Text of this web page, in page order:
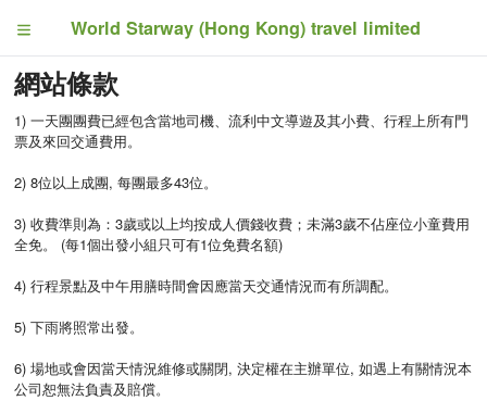
World Starway (Hong Kong) travel limited
網站條款
1) 一天團團費已經包含當地司機、流利中文導遊及其小費、行程上所有門
票及來回交通費用。
2) 8位以上成團, 每團最多43位。
3) 收費準則為：3歲或以上均按成人價錢收費；未滿3歲不佔座位小童費用
全免。 (每1個出發小組只可有1位免費名額)
4) 行程景點及中午用膳時間會因應當天交通情況而有所調配。
5) 下雨將照常出發。
6) 場地或會因當天情況維修或關閉, 決定權在主辦單位, 如遇上有關情況本
公司恕無法負責及賠償。